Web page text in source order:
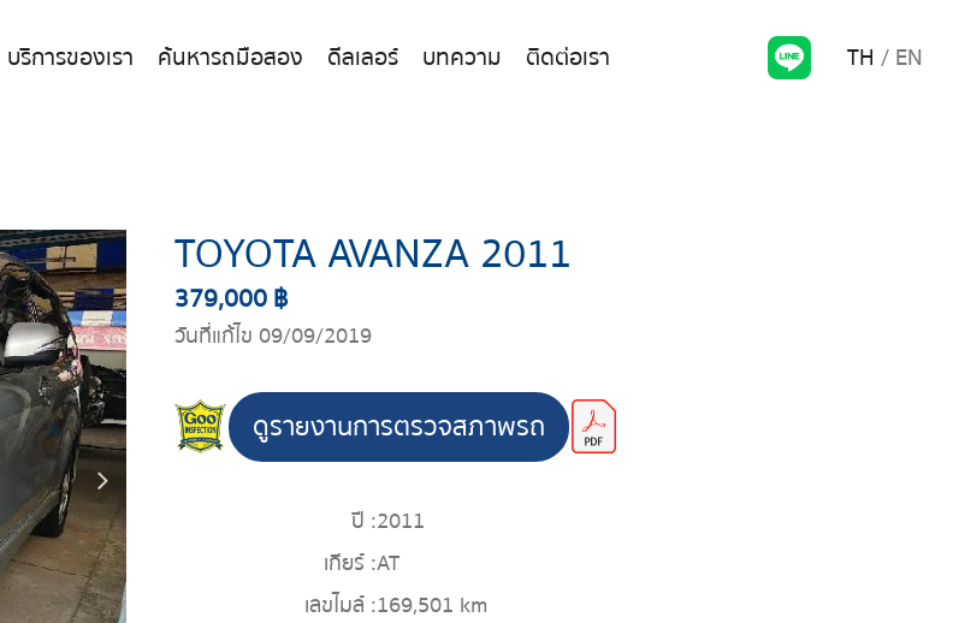
บริการของเรา ค้นหารถมือสอง ดีลเลอร์ บทความ ติดต่อเรา TH EN
TOYOTA AVANZA 2011
379,000 ฿
วันที่แก้ไข 09/09/2019
ดูรายงานการตรวจสภาพรถ
ปี :2011
เกียร์ :AT
เลขไมล์ :169,501 km